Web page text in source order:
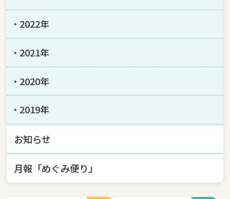
‣ 2022年
‣ 2021年
‣ 2020年
‣ 2019年
お知らせ
月報「めぐみ便り」